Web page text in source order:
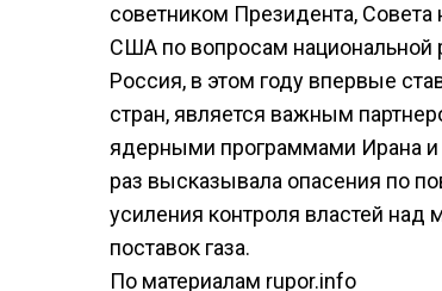
советником Президента, Совета
США по вопросам национальной
Россия, в этом году впервые
стран, является важным
ядерными программами Ирана
раз высказывала опасения по
усиления контроля властей
поставок газа.
По материалам rupor.info